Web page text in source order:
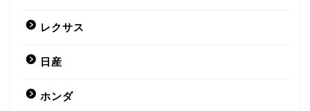
レクサス
日産
ホンダ